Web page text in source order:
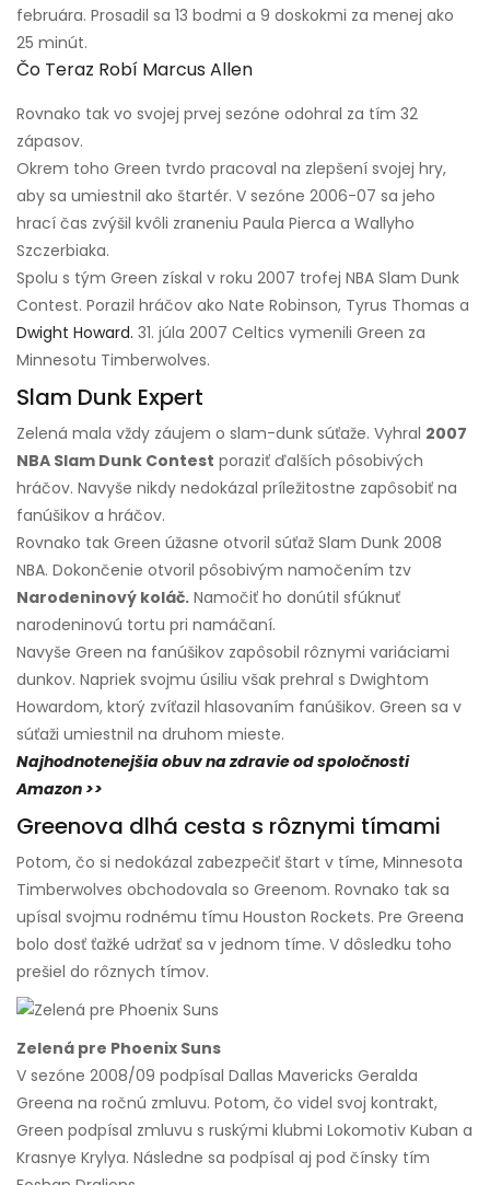
februára. Prosadil sa 13 bodmi a 9 doskokmi za menej ako
25 minút.
Čo Teraz Robí Marcus Allen
Rovnako tak vo svojej prvej sezóne odohral za tím 32
zápasov.
Okrem toho Green tvrdo pracoval na zlepšení svojej hry,
aby sa umiestnil ako štartér. V sezóne 2006-07 sa jeho
hrací čas zvýšil kvôli zraneniu Paula Pierca a Wallyho
Szczerbiaka.
Spolu s tým Green získal v roku 2007 trofej NBA Slam Dunk
Contest. Porazil hráčov ako Nate Robinson, Tyrus Thomas a
Dwight Howard. 31. júla 2007 Celtics vymenili Green za
Minnesotu Timberwolves.
Slam Dunk Expert
Zelená mala vždy záujem o slam-dunk súťaže. Vyhral 2007
NBA Slam Dunk Contest poraziť ďalších pôsobivých
hráčov. Navyše nikdy nedokázal príležitostne zapôsobiť na
fanúšikov a hráčov.
Rovnako tak Green úžasne otvoril súťaž Slam Dunk 2008
NBA. Dokončenie otvoril pôsobivým namočením tzv
Narodeninový koláč. Namočiť ho donútil sfúknuť
narodeninovú tortu pri namáčaní.
Navyše Green na fanúšikov zapôsobil rôznymi variáciami
dunkov. Napriek svojmu úsiliu však prehral s Dwightom
Howardom, ktorý zvíťazil hlasovaním fanúšikov. Green sa v
súťaži umiestnil na druhom mieste.
Najhodnotenejšia obuv na zdravie od spoločnosti
Amazon >>
Greenova dlhá cesta s rôznymi tímami
Potom, čo si nedokázal zabezpečiť štart v tíme, Minnesota
Timberwolves obchodovala so Greenom. Rovnako tak sa
upísal svojmu rodnému tímu Houston Rockets. Pre Greena
bolo dosť ťažké udržať sa v jednom tíme. V dôsledku toho
prešiel do rôznych tímov.
Zelená pre Phoenix Suns
V sezóne 2008/09 podpísal Dallas Mavericks Geralda
Greena na ročnú zmluvu. Potom, čo videl svoj kontrakt,
Green podpísal zmluvu s ruskými klubmi Lokomotiv Kuban a
Krasnye Krylya. Následne sa podpísal aj pod čínsky tím